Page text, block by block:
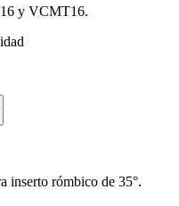
y VCMT16.
inserto rómbico de 35°.